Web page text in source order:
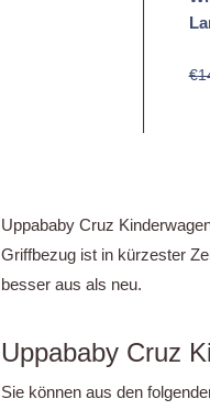
€
Uppababy Cruz
Griffbezug ist in kürzester
besser aus als neu.
Uppababy Cruz
Sie können aus den